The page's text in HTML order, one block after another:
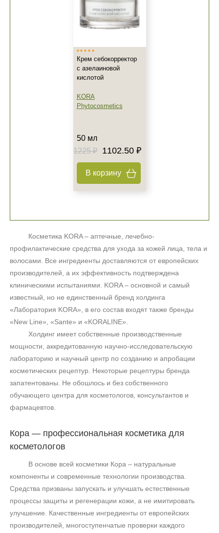
Крем себокорректор
с азелаиновой
кислотой
KORA
Phytocosmetics
50 мл
1225 ₽
1102.50 ₽
В корзину
Косметика KORA – аптечные, лечебно-
профилактические средства для ухода за кожей лица, тела и
волосами. Все ингредиенты доставляются от европейских
производителей, а их эффективность подтверждена
клиническими испытаниями. KORA – основной и самый
известный, но не единственный бренд холдинга
«Лаборатория KORA», в его состав входят также бренды
«New Line», «Sante» и «KORALINE».
Холдинг имеет собственные производственные
мощности, аккредитованную научно-исследовательскую
лабораторию и научный центр по созданию и апробации
косметических рецептур. Некоторые рецептуры бренда
запатентованы. Не обошлось и без собственного
обучающего центра для косметологов, консультантов и
фармацевтов.
Кора — профессиональная косметика для
косметологов
В основе всей косметики Кора – натуральные
компоненты и современные технологии производства.
Средства призваны запускать и улучшать естественные
процессы защиты и регенерации кожи, а не имитировать
улучшение. Качественные ингредиенты от европейских
производителей, многоступенчатые проверки каждого
+7 (495) 640-58-89
+7 (929) 933-09-89